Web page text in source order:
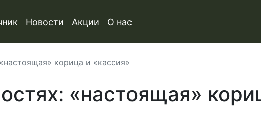
Новости Акции О нас
корица и «кассия»
«настоящая»